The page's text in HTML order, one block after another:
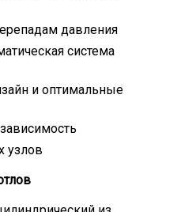
давления
система
и оптимальные
узлов